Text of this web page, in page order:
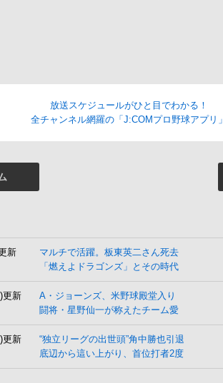
放送スケジュールがひと目でわかる！
全チャンネル網羅の「J:COMプロ野球アプリ」
新
マルチで活躍。板東英二さん死去
「燃えよドラゴンズ」とその時代
更新
A・ジョーンズ、米野球殿堂入り
闘将・星野仙一が称えたチーム愛
更新
“独立リーグの出世頭”角中勝也引退
底辺から這い上がり、首位打者2度